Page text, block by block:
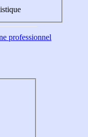
professionnel